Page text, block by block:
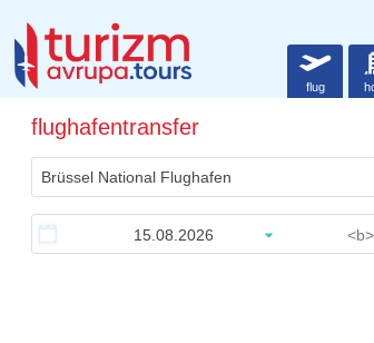
flug
flughafentransfer